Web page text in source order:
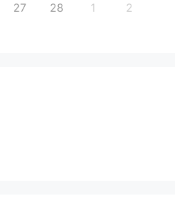
27 28 1 2